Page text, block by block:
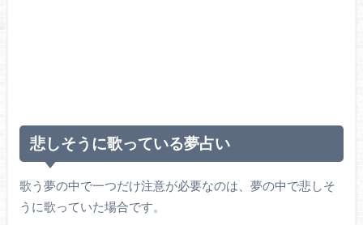
悲しそうに歌っている夢占い
歌う夢の中で一つだけ注意が必要なのは、夢の中で悲しそ
うに歌っていた場合です。